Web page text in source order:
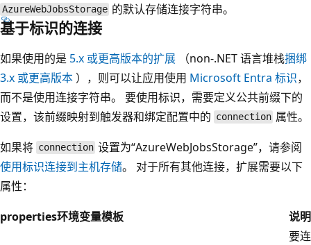
AzureWebJobsStorage 的默认存储连接字符串。
基于标识的连接
如果使用的是 5.x 或更高版本的扩展 （non-.NET 语言堆栈捆绑
3.x 或更高版本 ），则可以让应用使用 Microsoft Entra 标识，
而不是使用连接字符串。 要使用标识，需要定义公共前缀下的
设置，该前缀映射到触发器和绑定配置中的 connection 属性。
如果将 connection 设置为“AzureWebJobsStorage”，请参阅
使用标识连接到主机存储。 对于所有其他连接，扩展需要以下
属性：
properties环境变量模板 说明
要